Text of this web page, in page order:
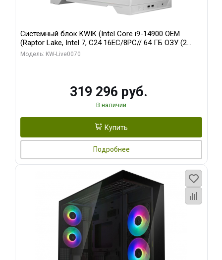
Системный блок KWIK (Intel Core i9-14900 OEM
(Raptor Lake, Intel 7, C24 16EC/8PC// 64 ГБ ОЗУ (2
модуля)/ Gigabyte RTX5080 XTREME WATERFORCE
Модель: KW-Live0070
319 296 руб.
В наличии
Купить
Подробнее